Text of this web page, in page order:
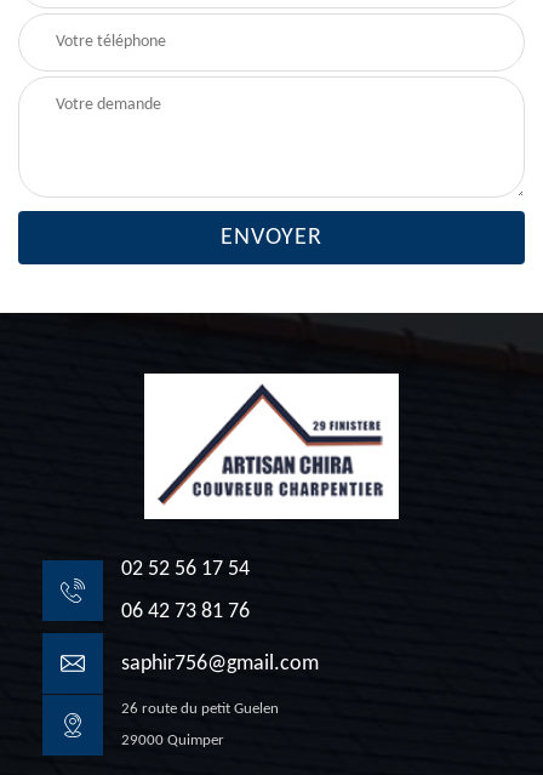
02 52 56 17 54
06 42 73 81 76
saphir756@gmail.com
26 route du petit Guelen
29000 Quimper